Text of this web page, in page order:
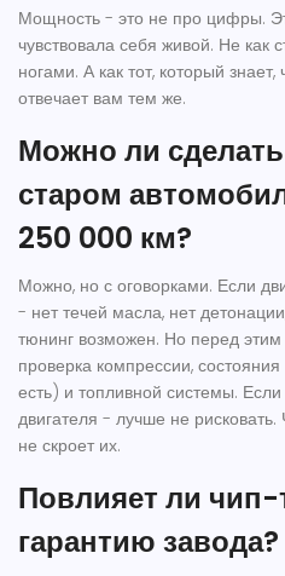
Мощность - это не про цифры.
чувствовала себя живой. Не как
ногами. А как тот, который
отвечает вам тем же.
Можно ли
старом
250 000 км?
Можно, но с оговорками. Если
- нет течей масла, нет
тюнинг возможен. Но перед этим
проверка компрессии,
есть) и топливной системы. Если
двигателя - лучше не
не скроет их.
Повлияет ли
гарантию завода?